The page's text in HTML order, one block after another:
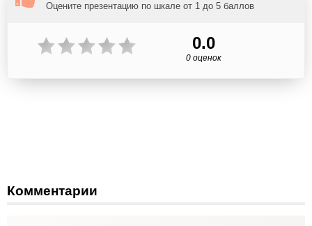
Оцените презентацию по шкале от 1 до 5 баллов
0.0
0 оценок
Комментарии